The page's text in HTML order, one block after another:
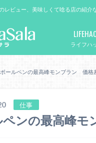
レビュー、美味しくて唸る店の紹介
ライフハ
ボールペンの最高峰モンブラン 価格
仕事
ペンの最高峰